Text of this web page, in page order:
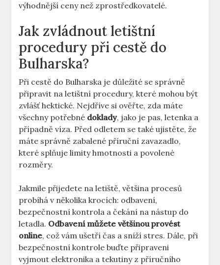
výhodnější ceny než zprostředkovatelé.
Jak zvládnout letištní
procedury při cestě do
Bulharska?
Při cestě do Bulharska je důležité se správně
připravit na letištní procedury, které mohou být
zvlášť hektické. Nejdříve si ověřte, zda máte
všechny potřebné doklady, jako je pas, letenka a
případně víza. Před odletem se také ujistěte, že
máte správně zabalené příruční zavazadlo,
které splňuje limity hmotnosti a povolené
rozměry.
Jakmile přijedete na letiště, většina procesů
probíhá v několika krocích: odbavení,
bezpečnostní kontrola a čekání na nástup do
letadla. Odbavení můžete většinou provést
online, což vám ušetří čas a sníží stres. Dále, při
bezpečnostní kontrole buďte připraveni
vyjmout elektronika a tekutiny z příručního